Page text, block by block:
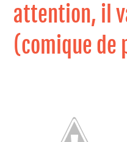
attention, il
(comique